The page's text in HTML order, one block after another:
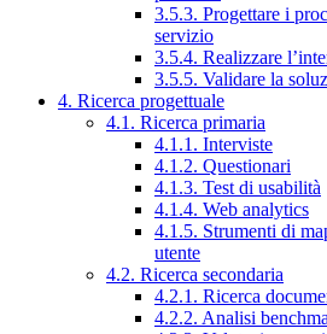
3.5.3. Progettare i
servizio
3.5.4. Realizzare
3.5.5. Validare la
4. Ricerca progettuale
4.1. Ricerca primaria
4.1.1. Interviste
4.1.2. Questionari
4.1.3. Test di usabilità
4.1.4. Web analytics
4.1.5. Strumenti di
utente
4.2. Ricerca secondaria
4.2.1. Ricerca
4.2.2. Analisi